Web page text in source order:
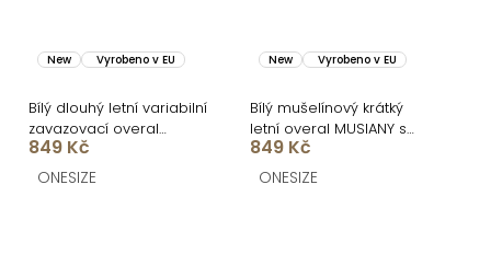
New Vyrobeno v EU
Bílý dlouhý letní variabilní
zavazovací overal
ARVIAN
849 Kč
ONESIZE
New Vyrobeno v EU
Bílý mušelínový krátký
letní overal MUSIANY s
dlouhým rukávem
849 Kč
ONESIZE